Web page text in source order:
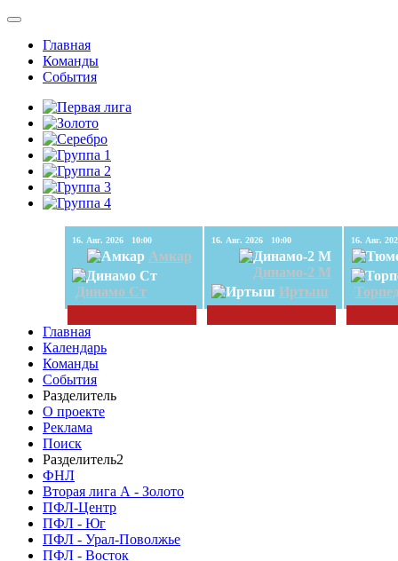
Главная
Команды
События
16. Авг. 2026 10:00
Амкар
Динамо Ст
16. Авг. 2026 10:00
Динамо-2 М
Иртыш
Главная
Календарь
Команды
События
Разделитель
О проекте
Реклама
Поиск
Разделитель2
ФНЛ
Вторая лига А - Золото
ПФЛ-Центр
ПФЛ - Юг
ПФЛ - Урал-Поволжье
ПФЛ - Восток